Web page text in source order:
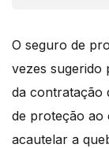
O seguro de
vezes sugerido
da contratação
de proteção ao
acautelar a